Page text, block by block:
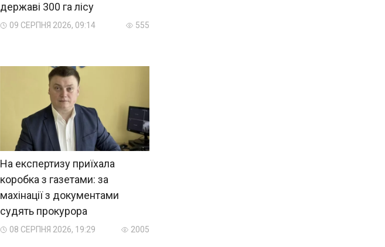
державі 300 га лісу
09 СЕРПНЯ 2026, 09:14 555
На експертизу приїхала
коробка з газетами: за
махінації з документами
судять прокурора
08 СЕРПНЯ 2026, 19:29 2005